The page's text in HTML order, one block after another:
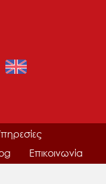
Επικοινωνία